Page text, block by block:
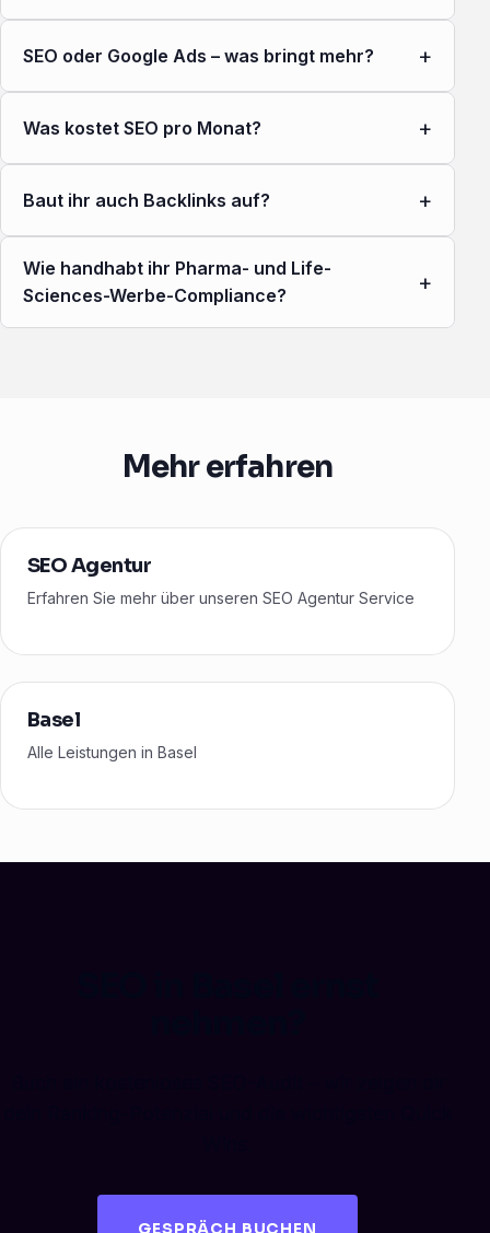
SEO oder Google Ads – was bringt mehr? +
Was kostet SEO pro Monat? +
Baut ihr auch Backlinks auf? +
Wie handhabt ihr Pharma- und Life-
Sciences-Werbe-Compliance?
+
Mehr erfahren
SEO Agentur
Erfahren Sie mehr über unseren SEO Agentur Service
Basel
Alle Leistungen in Basel
GESPRÄCH BUCHEN